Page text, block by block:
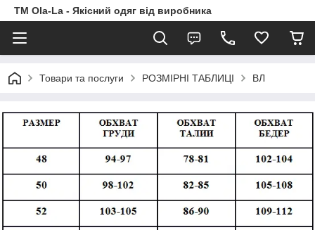
TM Ola-La - Якісний одяг від виробника
Товари та послуги РОЗМІРНІ ТАБЛИЦІ ВЛ